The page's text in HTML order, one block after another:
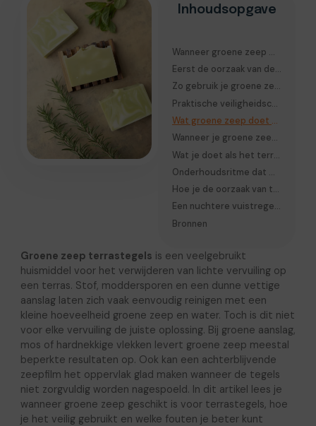
Inhoudsopgave
Wanneer groene zeep wél past en wanneer niet
Eerst de oorzaak van de vervuiling bepalen
Zo gebruik je groene zeep zonder onnodige zeepfilm
Praktische veiligheidscheck voor je begint
Wat groene zeep doet op verschillende soorten terrastegels
Wanneer je groene zeep beter laat staan
Wat je doet als het terras al glad aanvoelt
Onderhoudsritme dat werkt in een Nederlands klimaat
Hoe je de oorzaak van terugkerende vervuiling aanpakt
Een nuchtere vuistregel voor de praktijk
Bronnen
Groene zeep terrastegels is een veelgebruikt
huismiddel voor het verwijderen van lichte vervuiling op
een terras. Stof, moddersporen en een dunne vettige
aanslag laten zich vaak eenvoudig reinigen met een
kleine hoeveelheid groene zeep en water. Toch is dit niet
voor elke vervuiling de juiste oplossing. Bij groene aanslag,
mos of hardnekkige vlekken levert groene zeep meestal
beperkte resultaten op. Ook kan een achterblijvende
zeepfilm het oppervlak glad maken wanneer de tegels
niet zorgvuldig worden nagespoeld. In dit artikel lees je
wanneer groene zeep geschikt is voor terrastegels, hoe
je het veilig gebruikt en welke fouten je beter kunt